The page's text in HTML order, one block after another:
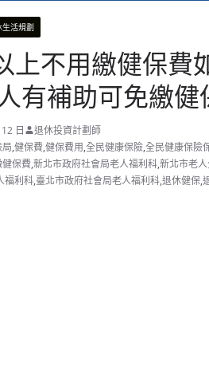
生活規劃
上不用繳健保費
有補助可免繳健
日
退休投資計劃師
,健保費,健保費用,全民健康保險,全民健康保險
保費,新北市政府社會局老人福利科,新北市老
福利科,臺北市政府社會局老人福利科,退休健保,